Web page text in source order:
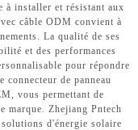
à installer et résistant aux
câble ODM convient à
La qualité de ses
et des performances
pour répondre
de panneau
vous permettant de
marque. Zhejiang Pntech
d'énergie solaire